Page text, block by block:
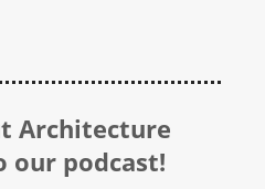
Architecture
our podcast!